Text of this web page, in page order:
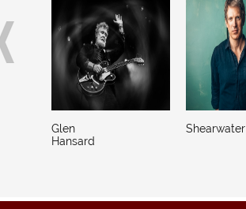
Glen
Hansard
Shearwater